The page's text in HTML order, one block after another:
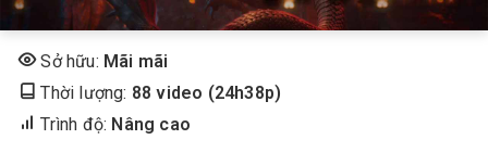
Sở hữu: Mãi mãi
Thời lượng: 88 video (24h38p)
Trình độ: Nâng cao